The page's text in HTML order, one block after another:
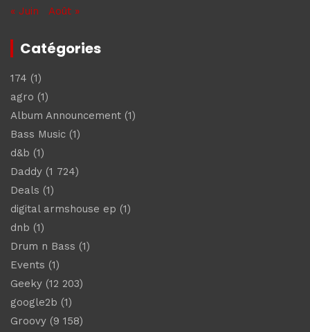
« Juin
Août »
Catégories
174 (1)
agro (1)
Album Announcement (1)
Bass Music (1)
d&b (1)
Daddy (1 724)
Deals (1)
digital armshouse ep (1)
dnb (1)
Drum n Bass (1)
Events (1)
Geeky (12 203)
google2b (1)
Groovy (9 158)